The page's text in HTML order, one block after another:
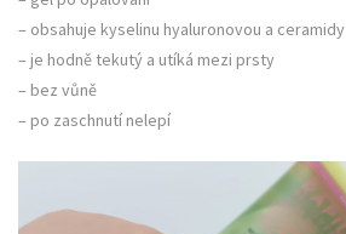
– obsahuje kyselinu hyaluronovou a ceramidy
– je hodně tekutý a utíká mezi prsty
– bez vůně
– po zaschnutí nelepí